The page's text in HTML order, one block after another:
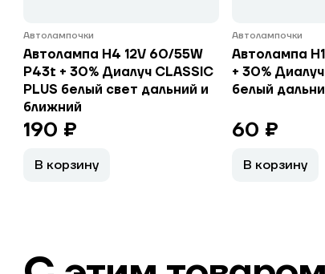
Автолампочки
Автолампа H4 12V 60/55W
P43t + 30% Диалуч CLASSIC
PLUS белый свет дальний и
ближний
190 ₽
В корзину
Автолампочки
Автолампа
+ 30%
белый
60 ₽
В корзину